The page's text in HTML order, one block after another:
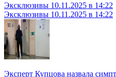
Эксклюзивы 10.11.2025 в 14:22
Эксклюзивы 10.11.2025 в 14:22
Эксперт Купцова назвала